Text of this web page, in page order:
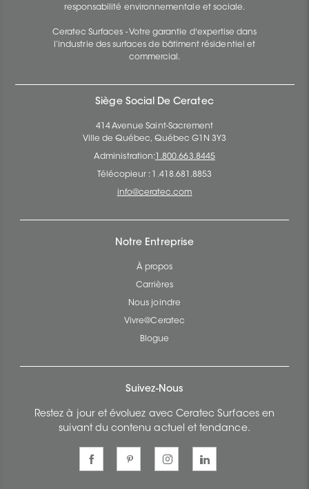
responsabilité environnementale et sociale.
Ceratec Surfaces - Votre garantie d'expertise dans
l’industrie des surfaces de bâtiment résidentiel et
commercial.
Siège Social De Ceratec
414 Avenue Saint-Sacrement
Ville de Québec, Québec G1N 3Y3
Administration: 1.800.663.8445
Télécopieur : 1.418.681.8853
info@ceratec.com
Notre Entreprise
À propos
Carrières
Nous joindre
Vivre@Ceratec
Blogue
Suivez-Nous
Restez à jour et évoluez avec Ceratec Surfaces en
suivant du contenu actuel et tendance.